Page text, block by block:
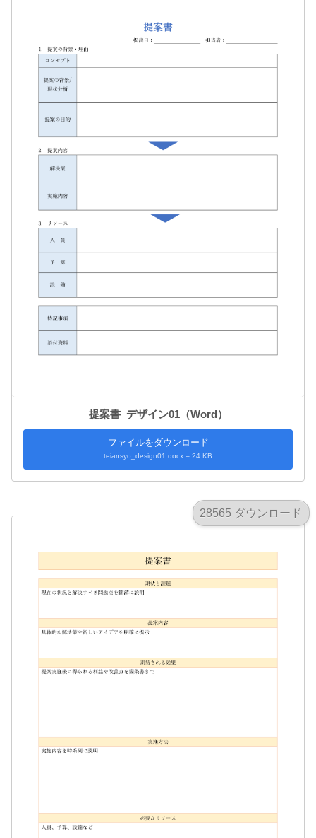
提案書_デザイン01（Word）
ファイルをダウンロード
teiansyo_design01.docx – 24 KB
28565 ダウンロード